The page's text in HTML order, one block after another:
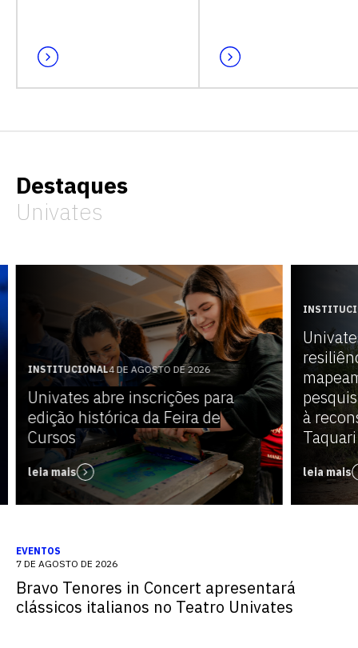
Destaques
Univates
INSTITUCIONAL4 DE AGOSTO DE 2026
Univates abre inscrições para
edição histórica da Feira de
Cursos
leia mais
à
Taquari
leia mais
EVENTOS
7 DE AGOSTO DE 2026
Bravo Tenores in Concert apresentará
clássicos italianos no Teatro Univates